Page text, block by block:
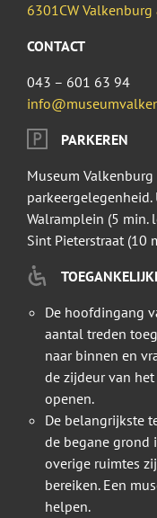
6301CW Valkenburg
CONTACT
043 – 601 63 94
PARKEREN
Museum
Walramplein (5 min.
Sint Pieterstraat (10
De hoofdingang
aantal treden
naar binnen en
de zijdeur van
openen.
De belangrijkste
de begane grond
overige ruimtes
bereiken. Een
helpen.